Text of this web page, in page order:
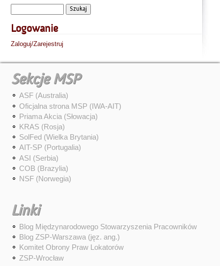
Logowanie
Zaloguj/Zarejestruj
Sekcje MSP
ASF (Australia)
Oficjalna strona MSP (IWA-AIT)
Priama Akcia (Słowacja)
KRAS (Rosja)
SolFed (Wielka Brytania)
AIT-SP (Portugalia)
ASI (Serbia)
COB (Brazylia)
NSF (Norwegia)
Linki
Blog Międzynarodowego Stowarzyszenia Pracowników
Blog ZSP-Warszawa (jęz. ang.)
Komitet Obrony Praw Lokatorów
ZSP-Wrocław